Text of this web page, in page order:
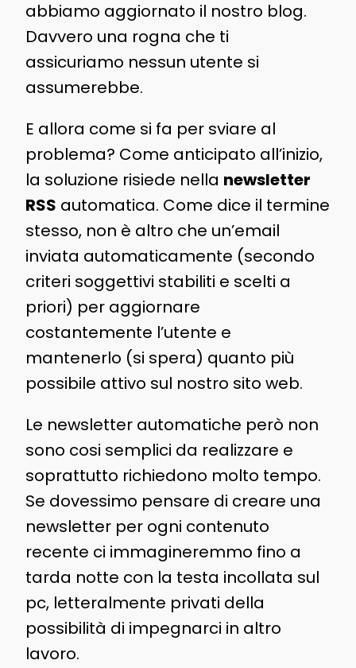
abbiamo aggiornato il nostro blog.
Davvero una rogna che ti
assicuriamo nessun utente si
assumerebbe.
E allora come si fa per sviare al
problema? Come anticipato all’inizio,
la soluzione risiede nella newsletter
RSS automatica. Come dice il termine
stesso, non è altro che un’email
inviata automaticamente (secondo
criteri soggettivi stabiliti e scelti a
priori) per aggiornare
costantemente l’utente e
mantenerlo (si spera) quanto più
possibile attivo sul nostro sito web.
Le newsletter automatiche però non
sono cosi semplici da realizzare e
soprattutto richiedono molto tempo.
Se dovessimo pensare di creare una
newsletter per ogni contenuto
recente ci immagineremmo fino a
tarda notte con la testa incollata sul
pc, letteralmente privati della
possibilità di impegnarci in altro
lavoro.